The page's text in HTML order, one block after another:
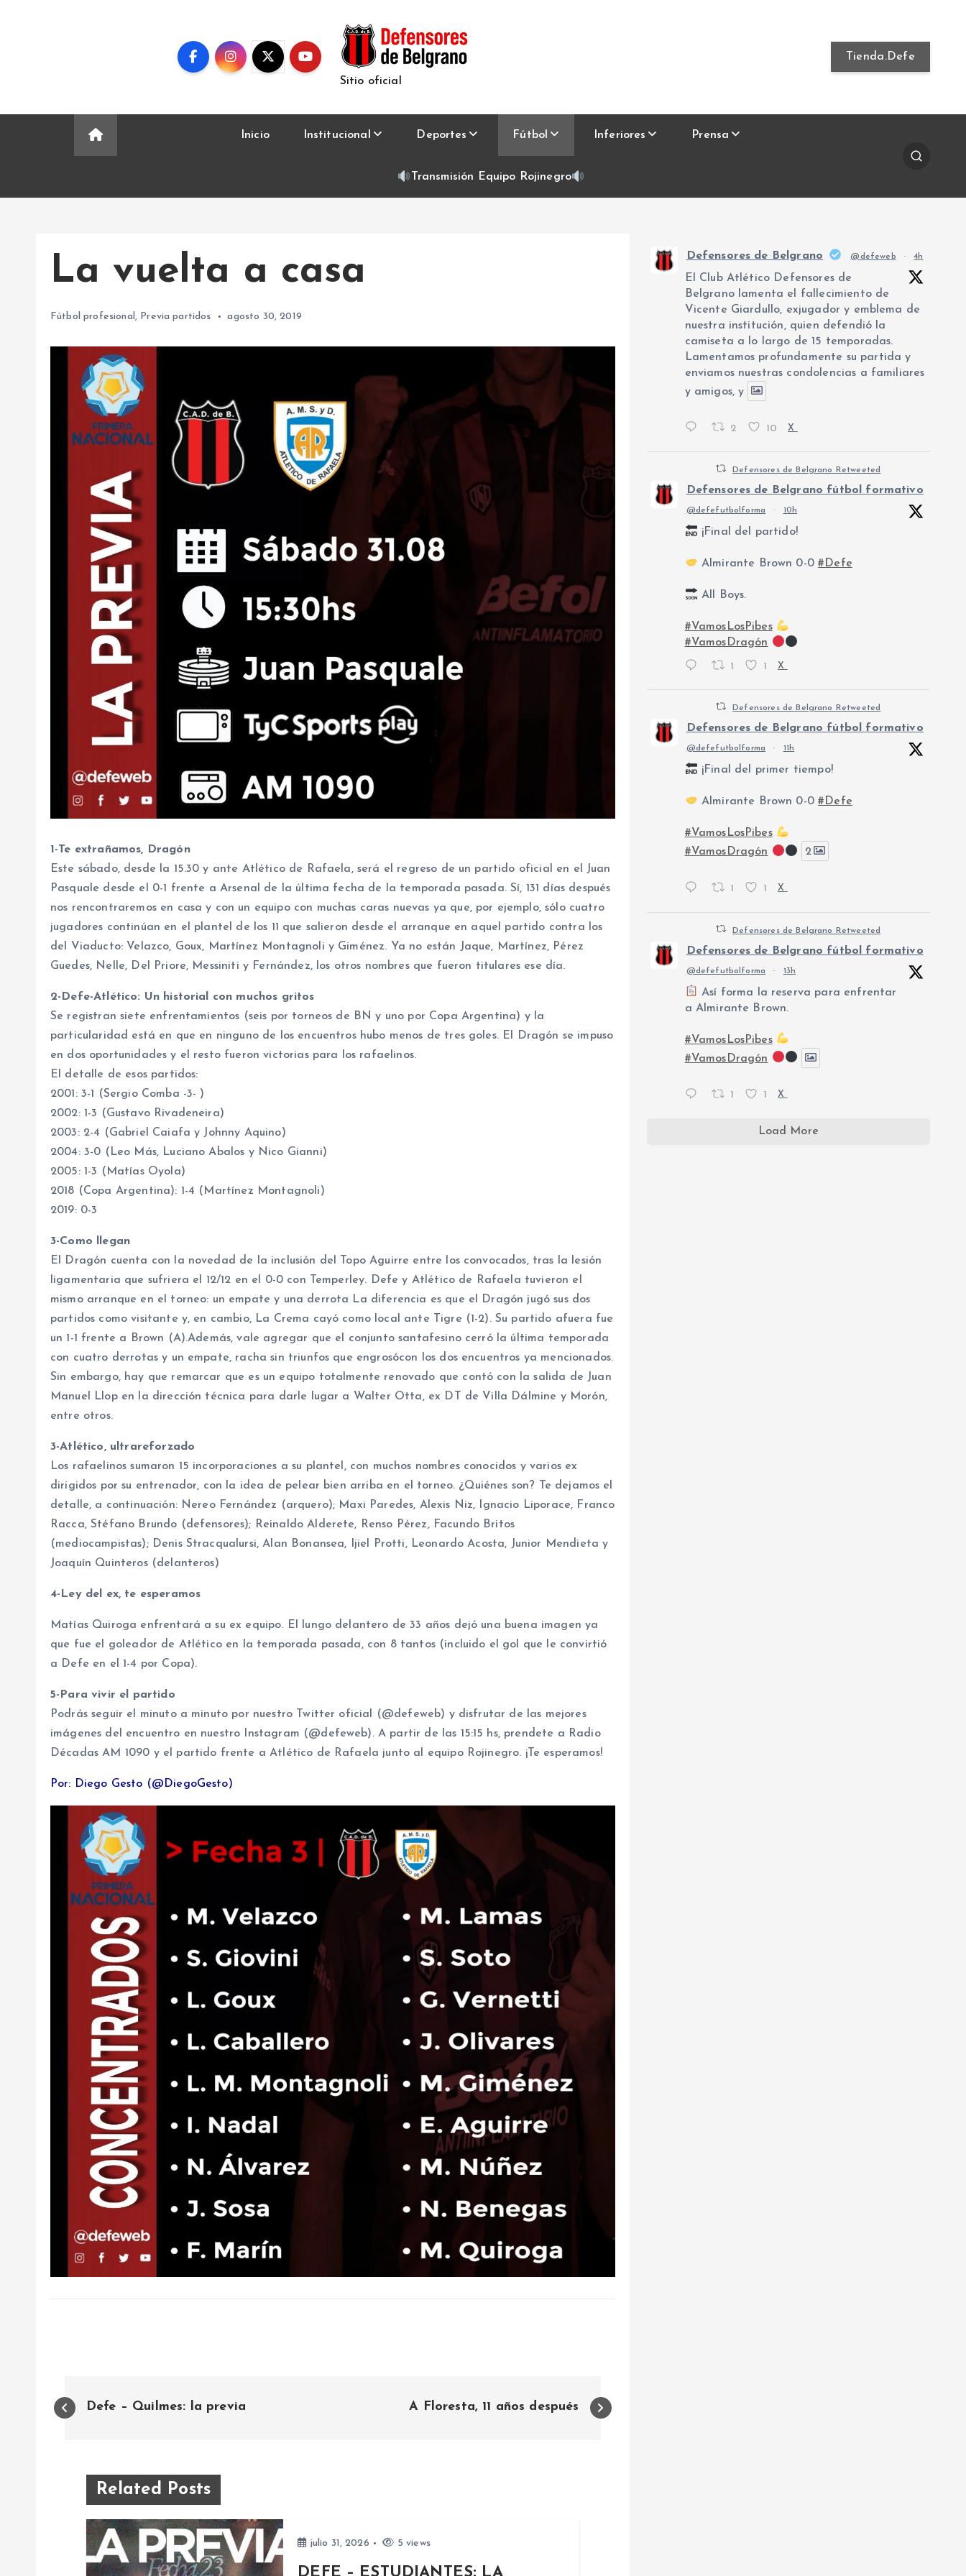
Sitio oficial
Tienda.Defe
Inicio Institucional Deportes Fútbol Inferiores Prensa
Transmisión Equipo Rojinegro
La vuelta a casa
Fútbol profesional, Previa partidos agosto 30, 2019
1-Te extrañamos, Dragón
Este sábado, desde la 15.30 y ante Atlético de Rafaela, será el regreso de un partido oficial en el Juan
Pasquale desde el 0-1 frente a Arsenal de la última fecha de la temporada pasada. Sí, 131 días después
nos rencontraremos en casa y con un equipo con muchas caras nuevas ya que, por ejemplo, sólo cuatro
jugadores continúan en el plantel de los 11 que salieron desde el arranque en aquel partido contra los
del Viaducto: Velazco, Goux, Martínez Montagnoli y Giménez. Ya no están Jaque, Martínez, Pérez
Guedes, Nelle, Del Priore, Messiniti y Fernández, los otros nombres que fueron titulares ese día.
2-Defe-Atlético: Un historial con muchos gritos
Se registran siete enfrentamientos (seis por torneos de BN y uno por Copa Argentina) y la
particularidad está en que en ninguno de los encuentros hubo menos de tres goles. El Dragón se impuso
en dos oportunidades y el resto fueron victorias para los rafaelinos.
El detalle de esos partidos:
2001: 3-1 (Sergio Comba -3- )
2002: 1-3 (Gustavo Rivadeneira)
2003: 2-4 (Gabriel Caiafa y Johnny Aquino)
2004: 3-0 (Leo Más, Luciano Abalos y Nico Gianni)
2005: 1-3 (Matías Oyola)
2018 (Copa Argentina): 1-4 (Martínez Montagnoli)
2019: 0-3
3-Como llegan
El Dragón cuenta con la novedad de la inclusión del Topo Aguirre entre los convocados, tras la lesión
ligamentaria que sufriera el 12/12 en el 0-0 con Temperley. Defe y Atlético de Rafaela tuvieron el
mismo arranque en el torneo: un empate y una derrota La diferencia es que el Dragón jugó sus dos
partidos como visitante y, en cambio, La Crema cayó como local ante Tigre (1-2). Su partido afuera fue
un 1-1 frente a Brown (A).Además, vale agregar que el conjunto santafesino cerró la última temporada
con cuatro derrotas y un empate, racha sin triunfos que engrosócon los dos encuentros ya mencionados.
Sin embargo, hay que remarcar que es un equipo totalmente renovado que contó con la salida de Juan
Manuel Llop en la dirección técnica para darle lugar a Walter Otta, ex DT de Villa Dálmine y Morón,
entre otros.
3-Atlético, ultrareforzado
Los rafaelinos sumaron 15 incorporaciones a su plantel, con muchos nombres conocidos y varios ex
dirigidos por su entrenador, con la idea de pelear bien arriba en el torneo. ¿Quiénes son? Te dejamos el
detalle, a continuación: Nereo Fernández (arquero); Maxi Paredes, Alexis Niz, Ignacio Liporace, Franco
Racca, Stéfano Brundo (defensores); Reinaldo Alderete, Renso Pérez, Facundo Britos
(mediocampistas); Denis Stracqualursi, Alan Bonansea, Ijiel Protti, Leonardo Acosta, Junior Mendieta y
Joaquín Quinteros (delanteros)
4-Ley del ex, te esperamos
Matías Quiroga enfrentará a su ex equipo. El lungo delantero de 33 años dejó una buena imagen ya
que fue el goleador de Atlético en la temporada pasada, con 8 tantos (incluido el gol que le convirtió
a Defe en el 1-4 por Copa).
5-Para vivir el partido
Podrás seguir el minuto a minuto por nuestro Twitter oficial (@defeweb) y disfrutar de las mejores
imágenes del encuentro en nuestro Instagram (@defeweb). A partir de las 15:15 hs, prendete a Radio
Décadas AM 1090 y el partido frente a Atlético de Rafaela junto al equipo Rojinegro. ¡Te esperamos!
Por: Diego Gesto (@DiegoGesto)
N
Defe – Quilmes: la previa A Floresta, 11 años después
Related Posts
julio 31, 2026 5 views
Defensores de Belgrano @defeweb · 4h
El Club Atlético Defensores de
Belgrano lamenta el fallecimiento de
Vicente Giardullo, exjugador y emblema de
nuestra institución, quien defendió la
camiseta a lo largo de 15 temporadas.
Lamentamos profundamente su partida y
enviamos nuestras condolencias a familiares
y amigos, y
2 10 X
Defensores de Belgrano Retweeted
Defensores de Belgrano fútbol formativo
@defefutbolforma · 10h
¡Final del partido!
Almirante Brown 0-0#Defe
All Boys.
#VamosLosPibes
#VamosDragón
1 1 X
Defensores de Belgrano Retweeted
Defensores de Belgrano fútbol formativo
@defefutbolforma · 11h
¡Final del primer tiempo!
Almirante Brown 0-0#Defe
#VamosLosPibes
#VamosDragón
2
1 1 X
Defensores de Belgrano Retweeted
Defensores de Belgrano fútbol formativo
@defefutbolforma · 13h
Así forma la reserva para enfrentar
a Almirante Brown.
#VamosLosPibes
#VamosDragón
1 1 X
Load More